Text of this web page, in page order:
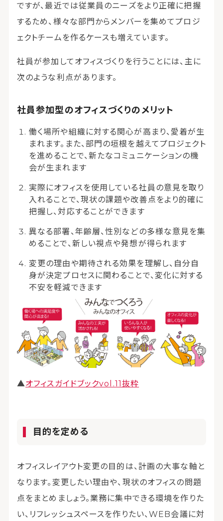
ですが、最近では従業員のニーズをより正確に把握
するため、様々な部門からメンバーを集めてプロジ
ェクトチームを作るケースも増えています。
社員が参加してオフィスづくりを行うことには、主に
次のような利点があります。
社員参加型のオフィスづくりのメリット
働く場所や組織に対する関心が高まり、愛着が生
まれます。また、部門の垣根を越えてプロジェクト
を進めることで、新たなコミュニケーションの機
会が生まれます
実際にオフィスを使用している社員の意見を取り
入れることで、現状の課題や改善点をより的確に
把握し、対応することができます
異なる部署、年齢層、性別などの多様な意見を集
めることで、新しい視点や発想が得られます
変更の理由や期待される効果を理解し、自分自
身が決定プロセスに関わることで、変化に対する
不安を軽減できます
▲オフィスガイドブックvol.11抜粋
目的を定める
オフィスレイアウト変更の目的は、計画の大事な軸と
なります。変更したい理由や、現状のオフィスの問題
点をまとめましょう。業務に集中できる環境を作りた
い、リフレッシュスペースを作りたい、WEB会議に対